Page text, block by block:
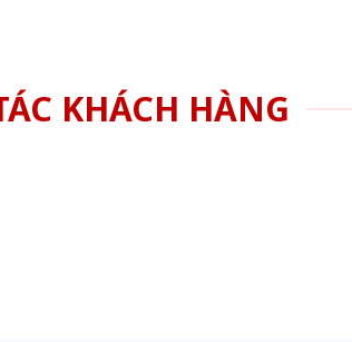
KHÁCH HÀNG